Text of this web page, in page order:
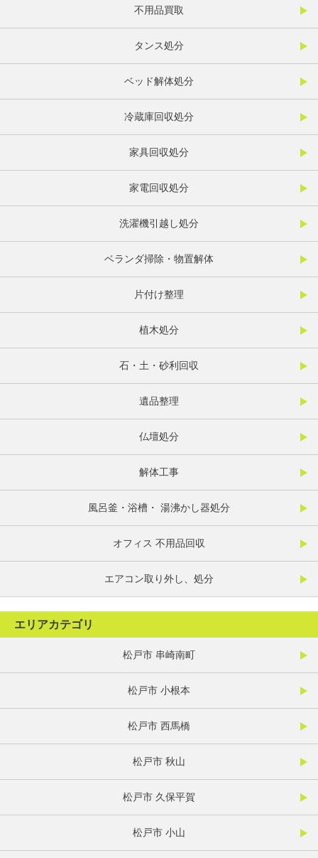
不用品買取
タンス処分
ベッド解体処分
冷蔵庫回収処分
家具回収処分
家電回収処分
洗濯機引越し処分
ベランダ掃除・物置解体
片付け整理
植木処分
石・土・砂利回収
遺品整理
仏壇処分
解体工事
風呂釜・浴槽・ 湯沸かし器処分
オフィス 不用品回収
エアコン取り外し、処分
エリアカテゴリ
松戸市 串崎南町
松戸市 小根本
松戸市 西馬橋
松戸市 秋山
松戸市 久保平賀
松戸市 小山